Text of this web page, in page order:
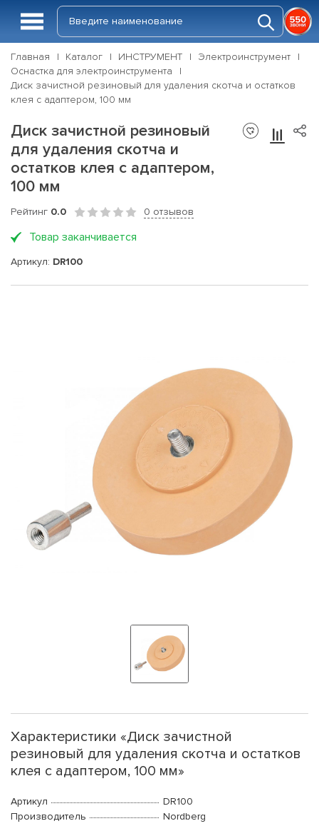
Главная Каталог ИНСТРУМЕНТ
Электроинструмент
Оснастка для электроинструмента
Диск зачистной резиновый для удаления скотча и остатков
клея с адаптером, 100 мм
Диск зачистной резиновый
для удаления скотча и
остатков клея с адаптером,
100 мм
Рейтинг 0.0 0 отзывов
Товар заканчивается
Артикул: DR100
Характеристики «Диск зачистной
резиновый для удаления скотча и остатков
клея с адаптером, 100 мм»
Артикул
DR100
Производитель
Nordberg